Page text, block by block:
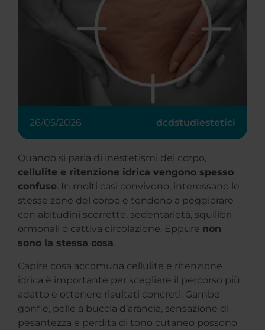
26/05/2026 dcdstudiestetici
Quando si parla di inestetismi del corpo,
cellulite e ritenzione idrica vengono spesso
confuse. In molti casi convivono, interessano le
stesse zone del corpo e tendono a peggiorare
con abitudini scorrette, sedentarietà, squilibri
ormonali o cattiva circolazione. Eppure non
sono la stessa cosa.
Capire cosa accomuna cellulite e ritenzione
idrica è importante per scegliere il percorso più
adatto e ottenere risultati concreti. Gambe
gonfie, pelle a buccia d’arancia, sensazione di
pesantezza e perdita di tono cutaneo possono